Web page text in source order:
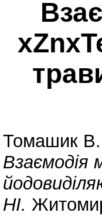
Томашик
Взаємодія
HI.